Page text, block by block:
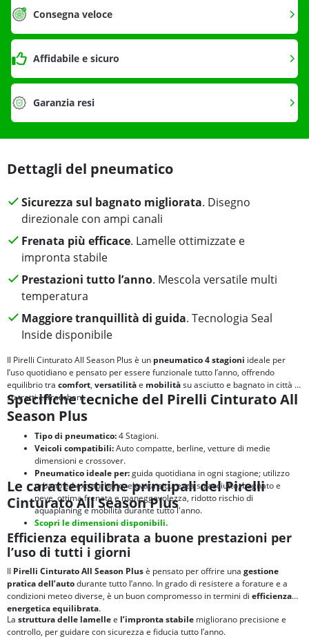
Consegna veloce
Affidabile e sicuro
Garanzia resi
Dettagli del pneumatico
Sicurezza sul bagnato migliorata. Disegno
direzionale con ampi canali
Frenata più efficace. Lamelle ottimizzate e
impronta stabile
Prestazioni tutto l’anno. Mescola versatile multi
temperatura
Maggiore tranquillità di guida. Tecnologia Seal
Inside disponibile
Il Pirelli Cinturato All Season Plus è un pneumatico 4 stagioni ideale per
l’uso quotidiano e pensato per essere funzionale tutto l’anno, offrendo
equilibrio tra comfort, versatilitàe mobilitàsu asciutto e bagnato in città e
su tratti extraurbani.
Specifiche tecniche del Pirelli Cinturato All
Season Plus
Tipo di pneumatico:4 Stagioni.
Veicoli compatibili:Auto compatte, berline, vetture di medie
dimensioni e crossover.
Pneumatico ideale per:guida quotidiana in ogni stagione; utilizzo
urbano ed extraurbano, elevata sicurezza su asciutto, bagnato e
neve, ottima frenata e maneggevolezza, ridotto rischio di
aquaplaning e mobilità durante tutto l'anno.
Scopri le dimensioni disponibili.
Le caratteristiche principali del Pirelli
Cinturato All Season Plus
Efficienza equilibrata a buone prestazioni per
l’uso di tutti i giorni
Il Pirelli Cinturato All Season Plusè pensato per offrire una gestione
pratica dell’autodurante tutto l’anno. In grado di resistere a forature e a
condizioni meteo diverse, è un buon compromesso in termini di efficienza
energetica equilibrata.
La struttura delle lamellee l’impronta stabile migliorano precisione e
controllo, per guidare con sicurezza e fiducia tutto l’anno.